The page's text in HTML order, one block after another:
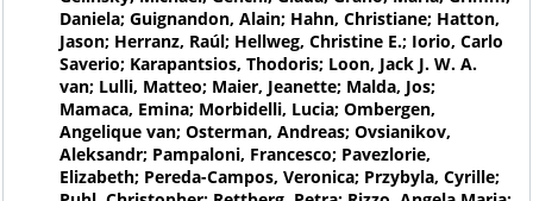
Daniela; Guignandon, Alain; Hahn, Christiane; Hatton,
Jason; Herranz, Raúl; Hellweg, Christine E.; Iorio, Carlo
Saverio; Karapantsios, Thodoris; Loon, Jack J. W. A.
van; Lulli, Matteo; Maier, Jeanette; Malda, Jos;
Mamaca, Emina; Morbidelli, Lucia; Ombergen,
Angelique van; Osterman, Andreas; Ovsianikov,
Aleksandr; Pampaloni, Francesco; Pavezlorie,
Elizabeth; Pereda-Campos, Veronica; Przybyla, Cyrille;